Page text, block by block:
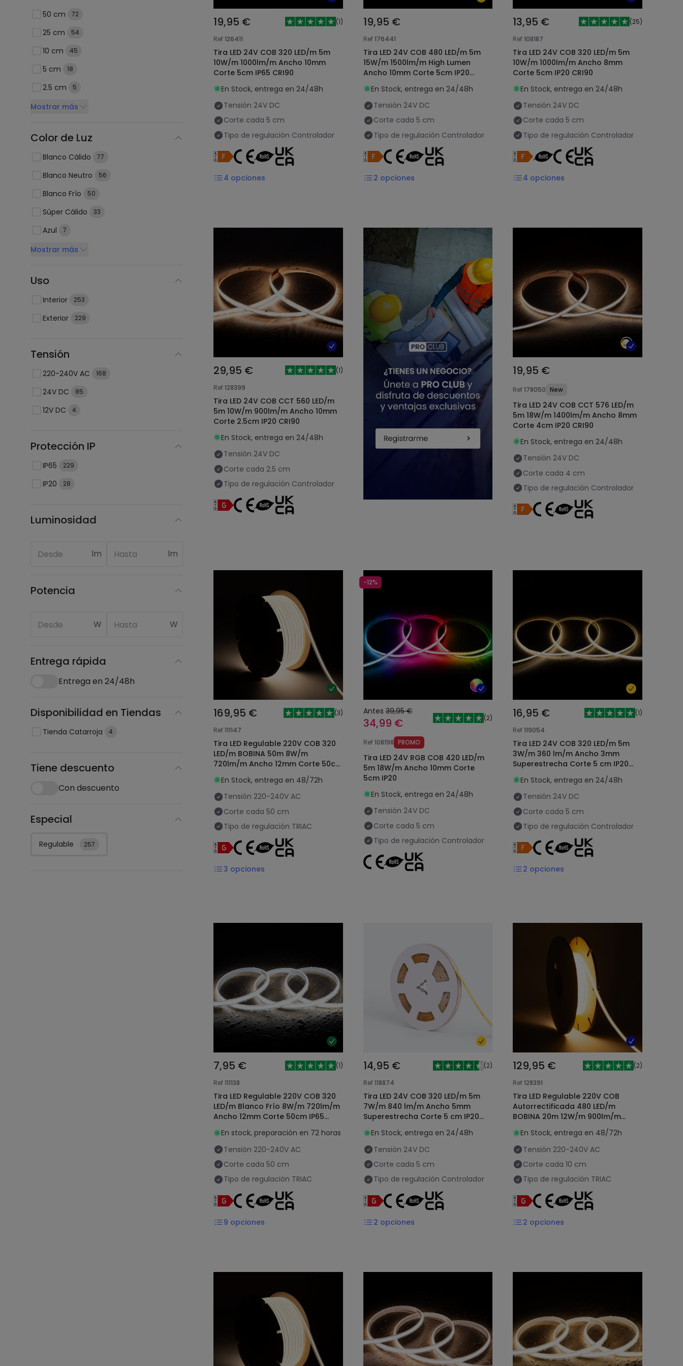
50 cm 72
25 cm 54
10 cm 45
5 cm 18
2.5 cm 5
Mostrar más
Color de Luz
Blanco Cálido 77
Blanco Neutro 56
Blanco Frío 50
Súper Cálido 33
Azul 7
Mostrar más
Uso
Interior 253
Exterior 229
Tensión
220-240V AC 168
24V DC 85
12V DC 4
Protección IP
IP65 229
IP20 28
Luminosidad
lm lm
Potencia
W W
Entrega rápida
Entrega en 24/48h
Disponibilidad en Tiendas
Tienda Catarroja 4
Tiene descuento
Con descuento
Especial
Regulable 257
19,95 € (1)
Ref126411
Tira LED 24V COB 320 LED/m 5m
10W/m 1000lm/m Ancho 10mm
Corte 5cm IP65 CRI90
En Stock, entrega en 24/48h
Tensión 24V DC
Corte cada 5 cm
Tipo de regulación Controlador
4 opciones
19,95 €
Ref176441
Tira LED 24V COB 480 LED/m 5m
15W/m 1500lm/m High Lumen
Ancho 10mm Corte 5cm IP20
En Stock, entrega en 24/48h
Tensión 24V DC
Corte cada 5 cm
Tipo de regulación Controlador
2 opciones
13,95 € (25)
Ref108187
Tira LED 24V COB 320 LED/m 5m
10W/m 1000lm/m Ancho 8mm
Corte 5cm IP20 CRI90
En Stock, entrega en 24/48h
Tensión 24V DC
Corte cada 5 cm
Tipo de regulación Controlador
4 opciones
29,95 € (1)
Ref128399
Tira LED 24V COB CCT 560 LED/m
5m 10W/m 900lm/m Ancho 10mm
Corte 2.5cm IP20 CRI90
En Stock, entrega en 24/48h
Tensión 24V DC
Corte cada 2.5 cm
Tipo de regulación Controlador
19,95 €
Ref178050 New
Tira LED 24V COB CCT 576 LED/m
5m 18W/m 1400lm/m Ancho 8mm
Corte 4cm IP20 CRI90
En Stock, entrega en 24/48h
Tensión 24V DC
Corte cada 4 cm
Tipo de regulación Controlador
169,95 € (3)
Ref111147
Tira LED Regulable 220V COB 320
LED/m BOBINA 50m 8W/m
720lm/m Ancho 12mm Corte 50cm
En Stock, entrega en 48/72h
Tensión 220-240V AC
Corte cada 50 cm
Tipo de regulación TRIAC
3 opciones
-12%
Antes 39,95 €
34,99 € (2)
Ref108198 PROMO
Tira LED 24V RGB COB 420 LED/m
5m 18W/m Ancho 10mm Corte
5cm IP20
En Stock, entrega en 24/48h
Tensión 24V DC
Corte cada 5 cm
Tipo de regulación Controlador
16,95 € (1)
Ref119054
Tira LED 24V COB 320 LED/m 5m
3W/m 360 lm/m Ancho 3mm
Superestrecha Corte 5 cm IP20
En Stock, entrega en 24/48h
Tensión 24V DC
Corte cada 5 cm
Tipo de regulación Controlador
2 opciones
7,95 € (1)
Ref111138
Tira LED Regulable 220V COB 320
LED/m Blanco Frío 8W/m 720lm/m
Ancho 12mm Corte 50cm IP65
En stock, preparación en 72 horas
Tensión 220-240V AC
Corte cada 50 cm
Tipo de regulación TRIAC
9 opciones
14,95 € (2)
Ref118874
Tira LED 24V COB 320 LED/m 5m
7W/m 840 lm/m Ancho 5mm
Superestrecha Corte 5 cm IP20
En Stock, entrega en 24/48h
Tensión 24V DC
Corte cada 5 cm
Tipo de regulación Controlador
2 opciones
129,95 € (2)
Ref128391
Tira LED Regulable 220V COB
Autorrectificada 480 LED/m
BOBINA 20m 12W/m 900lm/m
Superestrecha Ancho 6.5mm
Corte 10cm IP65
En Stock, entrega en 48/72h
Tensión 220-240V AC
Corte cada 10 cm
Tipo de regulación TRIAC
2 opciones